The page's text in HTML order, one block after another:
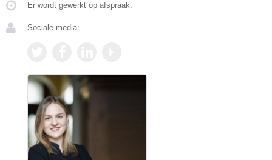
Er wordt gewerkt op afspraak.
Sociale media: